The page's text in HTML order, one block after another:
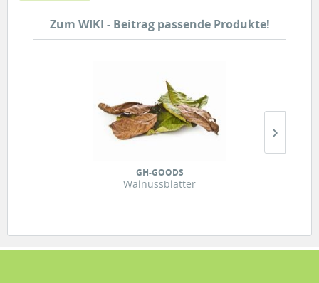
Zum WIKI - Beitrag passende Produkte!
GH-GOODS
Walnussblätter